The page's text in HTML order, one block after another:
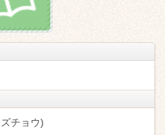
チョウ)